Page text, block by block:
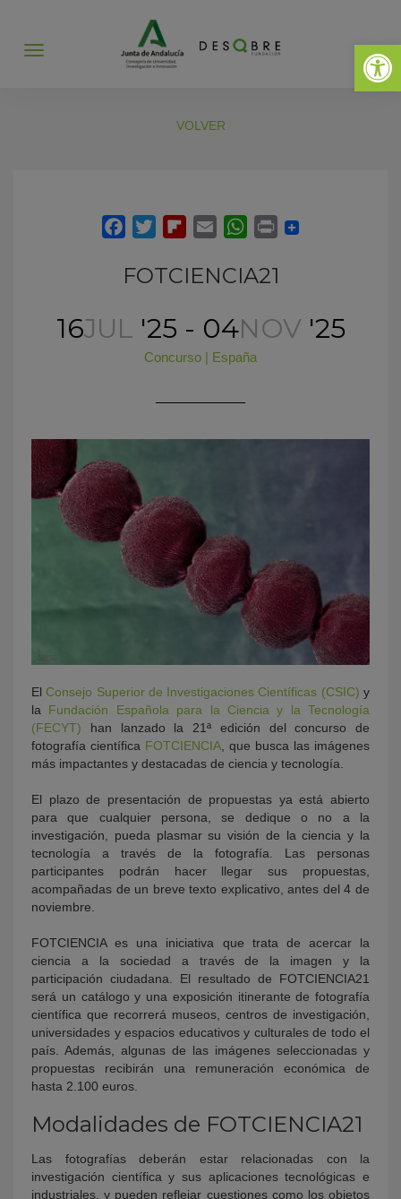
Abrir
Abrir
VOLVER
FOTCIENCIA21
16JUL '25 - 04NOV'25
Concurso | España
ElConsejo Superior de Investigaciones Científicas (CSIC) y
la Fundación Española para la Ciencia y la Tecnología
(FECYT) han lanzado la 21ª edición del concurso de
fotografía científica FOTCIENCIA , que busca las imágenes
más impactantes y destacadas de ciencia y tecnología.
El plazo de presentación de propuestas ya está abierto
para que cualquier persona, se dedique o no a la
investigación, pueda plasmar su visión de la ciencia y la
tecnología a través de la fotografía. Las personas
participantes podrán hacer llegar sus propuestas,
acompañadas de un breve texto explicativo, antes del 4 de
noviembre.
FOTCIENCIA es una iniciativa que trata de acercar la
ciencia a la sociedad a través de la imagen y la
participación ciudadana. El resultado de FOTCIENCIA21
será un catálogo y una exposición itinerante de fotografía
científica que recorrerá museos, centros de investigación,
universidades y espacios educativos y culturales de todo el
país. Además, algunas de las imágenes seleccionadas y
propuestas recibirán una remuneración económica de
hasta 2.100 euros.
Modalidades de FOTCIENCIA21
Las fotografías deberán estar relacionadas con la
investigación científica y sus aplicaciones tecnológicas e
industriales, y pueden reflejar cuestiones como los objetos